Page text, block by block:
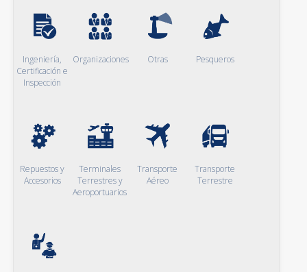
Ingeniería,
Certificación e
Inspección
Organizaciones Otras Pesqueros
Repuestos y
Accesorios
Terminales
Terrestres y
Aeroportuarios
Transporte
Aéreo
Transporte
Terrestre